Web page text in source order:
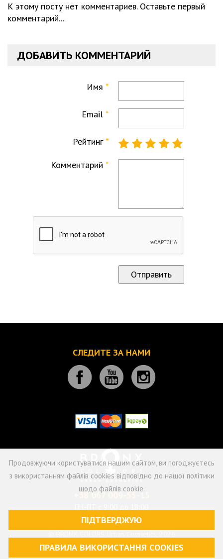
К этому посту нет комментариев. Оставьте первый
комментарий...
ДОБАВИТЬ КОММЕНТАРИЙ
Имя
Email
Рейтинг
Комментарий
+38 067 009-55-15
СЛЕДИТЕ ЗА НАМИ
Продовжуючи користуватися нашим сайтом, ви погоджуєтесь
з використанням файлів cookies відповідно до нашої політики
щодо файлів cookie.
ПІДТВЕРДЖУЮ
ПРАВИЛА ВИКОРИСТАННЯ СOOKIES